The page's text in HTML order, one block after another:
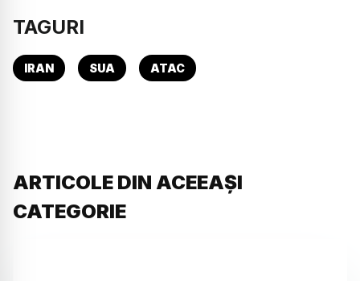
TAGURI
IRAN SUA ATAC
ARTICOLE DIN ACEEAȘI
CATEGORIE